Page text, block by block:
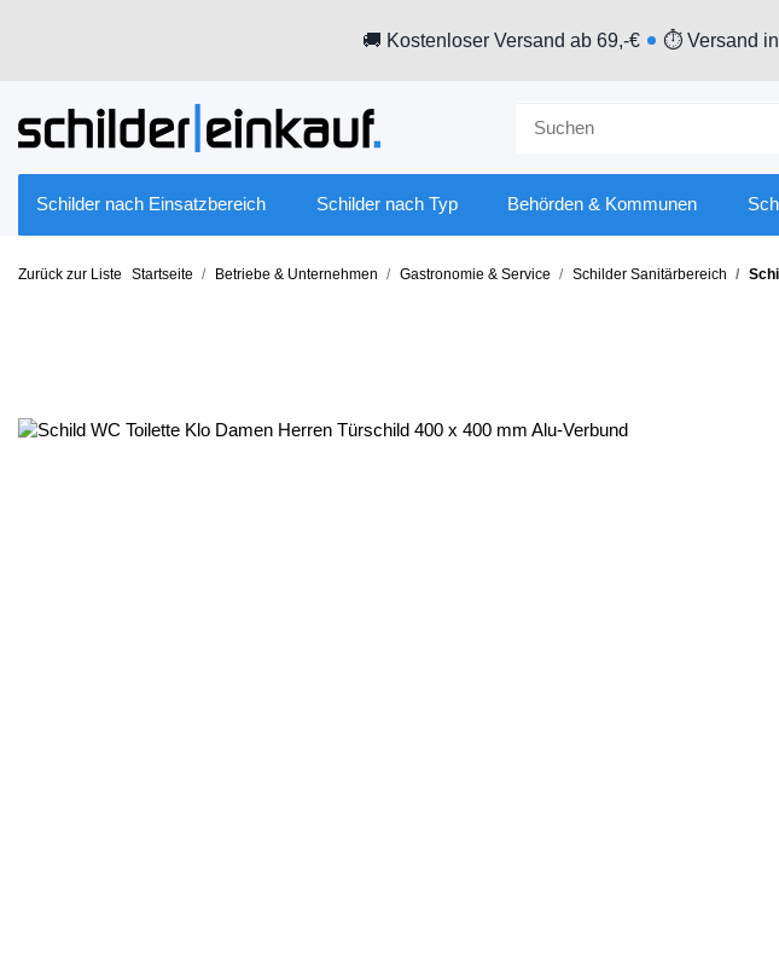
🚚 Kostenloser Versand ab 69,-€ ⏱ Versand
Schilder nach Einsatzbereich Schilder nach Typ Behörden & Kommunen
Zurück zur Liste Startseite Betriebe & Unternehmen Gastronomie & Service Schilder Sanitärbereich